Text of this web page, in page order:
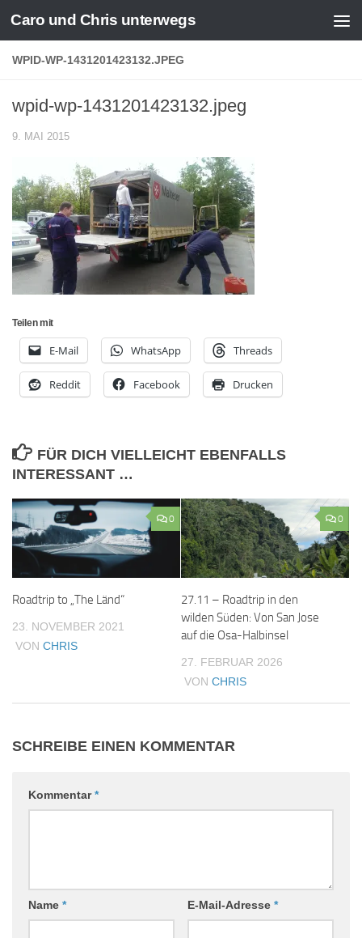
Zum Inhalt springen
Caro und Chris unterwegs
WPID-WP-1431201423132.JPEG
wpid-wp-1431201423132.jpeg
9. MAI 2015
Teilen mit
E-Mail WhatsApp Threads
Reddit Facebook Drucken
FÜR DICH VIELLEICHT EBENFALLS
INTERESSANT …
0
Roadtrip to „The Länd“
23. NOVEMBER 2021
VON CHRIS
0
27.11 – Roadtrip in den
wilden Süden: Von San Jose
auf die Osa-Halbinsel
27. FEBRUAR 2026
VON CHRIS
SCHREIBE EINEN KOMMENTAR
Kommentar*
Name * E-Mail-Adresse *